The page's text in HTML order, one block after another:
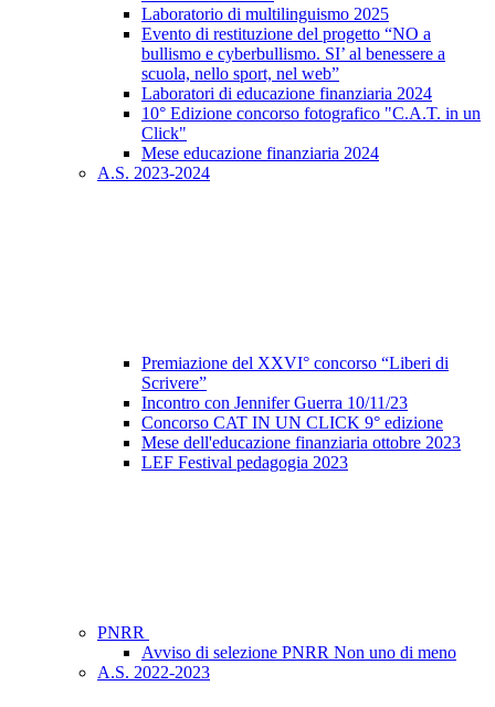
Laboratorio di multilinguismo 2025
Evento di restituzione del progetto “NO a
bullismo e cyberbullismo. SI’ al benessere a
scuola, nello sport, nel web”
Laboratori di educazione finanziaria 2024
10° Edizione concorso fotografico "C.A.T. in un
Click"
Mese educazione finanziaria 2024
A.S. 2023-2024
Premiazione del XXVI° concorso “Liberi di
Scrivere”
Incontro con Jennifer Guerra 10/11/23
Concorso CAT IN UN CLICK 9° edizione
Mese dell'educazione finanziaria ottobre 2023
LEF Festival pedagogia 2023
PNRR
Avviso di selezione PNRR Non uno di meno
A.S. 2022-2023